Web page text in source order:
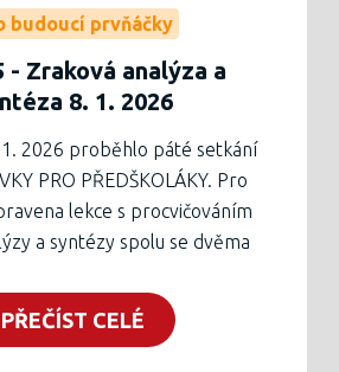
Všechny důležité informace
dispozici nawebu školy
byly zodpovězeny dotazy
byli také vybídnuti k využití
informací a odpovědí na
prostřednictvím emailu
i s odpověďmi najdete v
sekci na našem
budoucí prvňáčky
- Zraková analýza a
8. 1. 2026
2026 proběhlo páté setkání
PRO PŘEDŠKOLÁKY. Pro
lekce s procvičováním
a syntézy spolu se dvěma
činnosti byly motivované
obdobím a sněhulákem.
PŘEČÍST CELÉ